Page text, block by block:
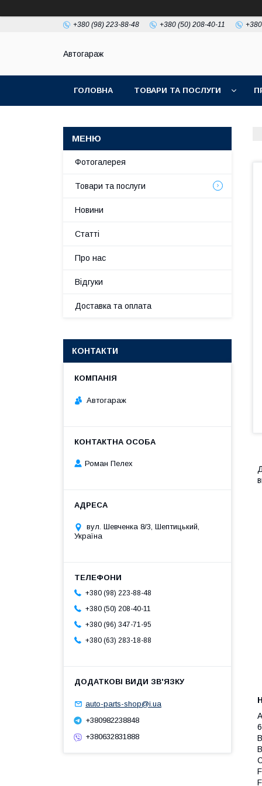
+380 (98) 223-88-48 +380 (50) 208-40-11
Автогараж
ГОЛОВНА ТОВАРИ ТА ПОСЛУГИ
Фотогалерея
Товари та послуги
Новини
Статті
Про нас
Відгуки
Доставка та оплата
КОНТАКТИ
Автогараж
Роман Пелех
вул. Шевченка 8/3, Шептицький,
Україна
+380 (98) 223-88-48
+380 (50) 208-40-11
+380 (96) 347-71-95
+380 (63) 283-18-88
auto-parts-shop@i.ua
+380982238848
+380632831888